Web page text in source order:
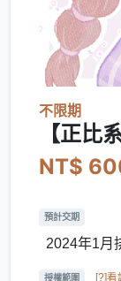
不限期
【正比
NT$
預計交期
2024年1月
授權範圍 [?]看